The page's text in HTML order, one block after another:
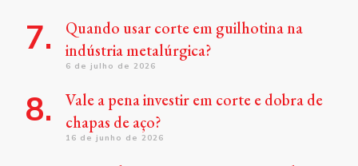
Quando usar corte em guilhotina na
indústria metalúrgica?
6 de julho de 2026
Vale a pena investir em corte e dobra de
chapas de aço?
16 de junho de 2026